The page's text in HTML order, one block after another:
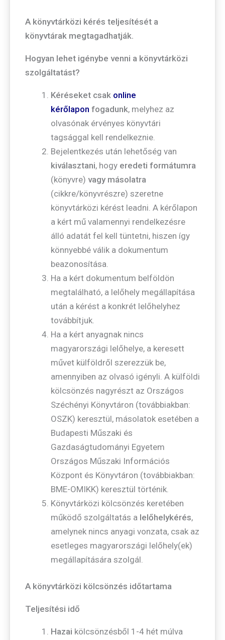
A könyvtárközi kérés teljesítését a
könyvtárak megtagadhatják.
Hogyan lehet igénybe venni a könyvtárközi
szolgáltatást?
Kéréseket csak online
kérőlapon fogadunk, melyhez az
olvasónak érvényes könyvtári
tagsággal kell rendelkeznie.
Bejelentkezés után lehetőség van
kiválasztani, hogy eredeti formátumra
(könyvre) vagy másolatra
(cikkre/könyvrészre) szeretne
könyvtárközi kérést leadni. A kérőlapon
a kért mű valamennyi rendelkezésre
álló adatát fel kell tüntetni, hiszen így
könnyebbé válik a dokumentum
beazonosítása.
Ha a kért dokumentum belföldön
megtalálható, a lelőhely megállapítása
után a kérést a konkrét lelőhelyhez
továbbítjuk.
Ha a kért anyagnak nincs
magyarországi lelőhelye, a keresett
művet külföldről szerezzük be,
amennyiben az olvasó igényli. A külföldi
kölcsönzés nagyrészt az Országos
Széchényi Könyvtáron (továbbiakban:
OSZK) keresztül, másolatok esetében a
Budapesti Műszaki és
Gazdaságtudományi Egyetem
Országos Műszaki Információs
Központ és Könyvtáron (továbbiakban:
BME-OMIKK) keresztül történik.
Könyvtárközi kölcsönzés keretében
működő szolgáltatás a lelőhelykérés,
amelynek nincs anyagi vonzata, csak az
esetleges magyarországi lelőhely(ek)
megállapítására szolgál.
A könyvtárközi kölcsönzés időtartama
Teljesítési idő
Hazai kölcsönzésből 1-4 hét múlva